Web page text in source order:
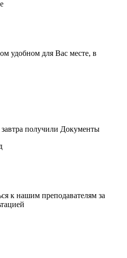
удобном для Вас месте, в
получили Документы
к нашим преподавателям за